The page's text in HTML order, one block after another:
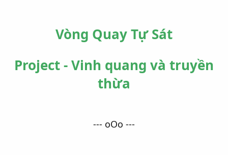
Vòng Quay Tự Sát
Project - Vinh quang và truyền
thừa
--- oOo ---